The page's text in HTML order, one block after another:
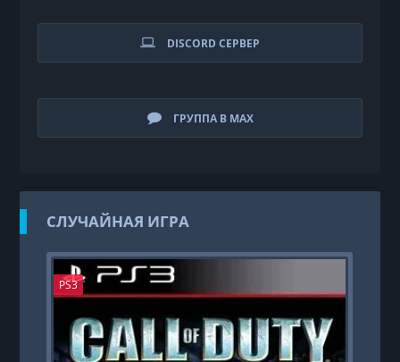
DISCORD СЕРВЕР
ГРУППА В MAX
СЛУЧАЙНАЯ ИГРА
PS3